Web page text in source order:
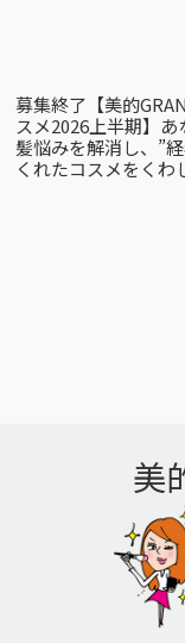
募集終了【美的
スメ2026上半期】あ
髪悩みを解消し、”
くれたコスメをくわ
美